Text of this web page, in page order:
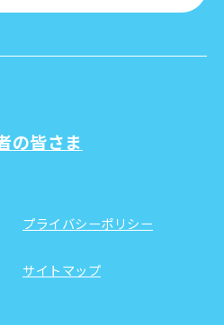
の皆さま
プライバシーポリシー
サイトマップ